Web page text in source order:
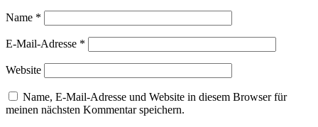
Name *
E-Mail-Adresse *
Website
Name, E-Mail-Adresse und Website in diesem Browser für
meinen nächsten Kommentar speichern.